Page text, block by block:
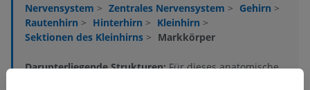
Nervensystem > Zentrales Nervensystem > Gehirn >
Rautenhirn > Hinterhirn > Kleinhirn >
Sektionen des Kleinhirns > Markkörper
Darunterliegende Strukturen:Für dieses anatomische